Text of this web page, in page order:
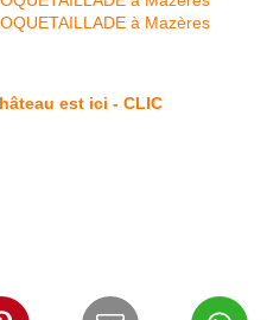
est ici - CLIC